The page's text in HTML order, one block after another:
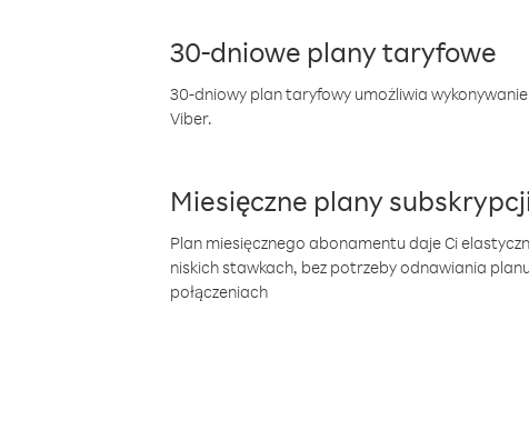
30-dniowe plany taryfowe
30-dniowy plan taryfowy umożliwia
Viber.
Miesięczne plany
Plan miesięcznego abonamentu daje Ci
niskich stawkach, bez potrzeby odnawiania
połączeniach